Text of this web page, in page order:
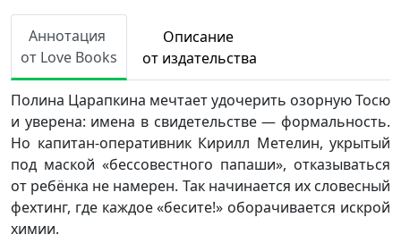
Аннотация
от Love Books
Описание
от издательства
Полина Царапкина мечтает удочерить озорную Тосю
и уверена: имена в свидетельстве — формальность.
Но капитан-оперативник Кирилл Метелин, укрытый
под маской «бессовестного папаши», отказываться
от ребёнка не намерен. Так начинается их словесный
фехтинг, где каждое «бесите!» оборачивается искрой
химии.